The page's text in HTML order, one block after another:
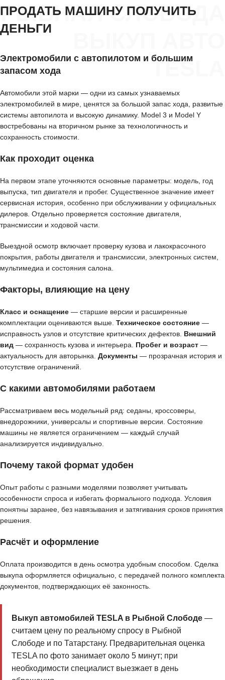
РЫБНАЯ СЛОБОДА
TESLA
ПРОДАТЬ МАШИНУ ПОЛУЧИТЬ
ДЕНЬГИ
Электромобили с автопилотом и большим
запасом хода
Автомобили этой марки — одни из самых узнаваемых
электромобилей в мире, ценятся за большой запас хода, развитые
системы автопилота и высокую динамику. Model 3 и Model Y
востребованы на вторичном рынке за технологичность и
сохранность стоимости.
Как проходит оценка
На первом этапе уточняются основные параметры: модель, год
выпуска, тип двигателя и пробег. Существенное значение имеет
сервисная история, особенно при обслуживании у официальных
дилеров. Отдельно проверяется состояние двигателя,
трансмиссии и ходовой части.
Выездной осмотр включает проверку кузова и лакокрасочного
покрытия, работы двигателя и трансмиссии, электронных систем,
мультимедиа и состояния салона.
Факторы, влияющие на цену
Класс и оснащение — старшие версии и расширенные
комплектации оцениваются выше. Техническое состояние —
исправность узлов и отсутствие критических дефектов. Внешний
вид — сохранность кузова и интерьера. Пробег и возраст —
актуальность для авторынка. Документы — прозрачная история и
отсутствие ограничений.
С какими автомобилями работаем
Рассматриваем весь модельный ряд: седаны, кроссоверы,
внедорожники, универсалы и спортивные версии. Состояние
машины не является ограничением — каждый случай
анализируется индивидуально.
Почему такой формат удобен
Опыт работы с разными моделями позволяет учитывать
особенности спроса и избегать формального подхода. Условия
понятны заранее, без навязывания и затягивания сроков принятия
решения.
Расчёт и оформление
Оплата производится в день осмотра удобным способом. Сделка
выкупа оформляется официально, с передачей полного комплекта
документов, подтверждающих её законность.
Выкуп автомобилей TESLA в Рыбной Слободе—
считаем цену по реальному спросу в Рыбной
Слободе и по Татарстану. Предварительная оценка
TESLA по фото занимает около 5 минут; при
необходимости специалист выезжает в день